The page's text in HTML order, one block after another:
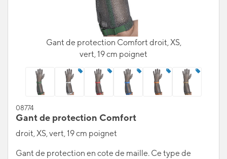
Gant de protection Comfort droit, XS,
vert, 19 cm poignet
08774
Gant de protection Comfort
droit, XS, vert, 19 cm poignet
Gant de protection en cote de maille. Ce type de